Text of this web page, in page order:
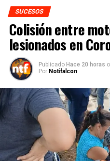
SUCESOS
Colisión entre
lesionados en
Publicado Hace 20 horas
Por Notifalcon